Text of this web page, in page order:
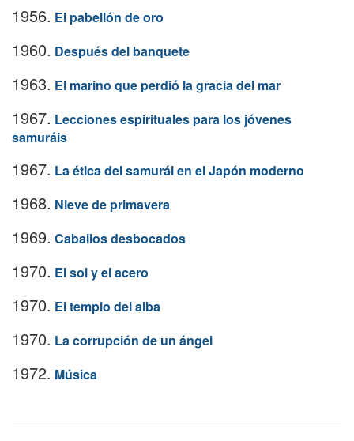
1956. El pabellón de oro
1960. Después del banquete
1963. El marino que perdió la gracia del mar
1967. Lecciones espirituales para los jóvenes
samuráis
1967. La ética del samurái en el Japón moderno
1968. Nieve de primavera
1969. Caballos desbocados
1970. El sol y el acero
1970. El templo del alba
1970. La corrupción de un ángel
1972. Música